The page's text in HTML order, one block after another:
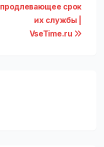
продлевающее срок
их службы |
VseTime.ru